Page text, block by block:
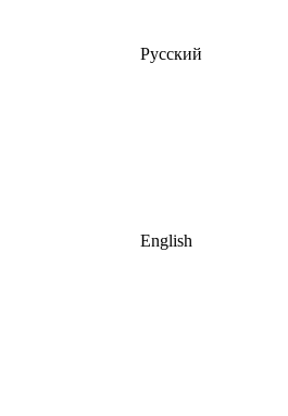
Русский
English